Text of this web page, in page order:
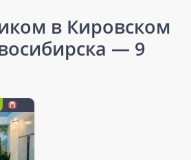
в Кировском
— 9